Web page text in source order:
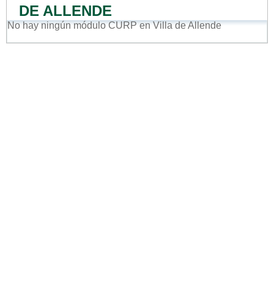
DE ALLENDE
No hay ningún módulo CURP en Villa de Allende